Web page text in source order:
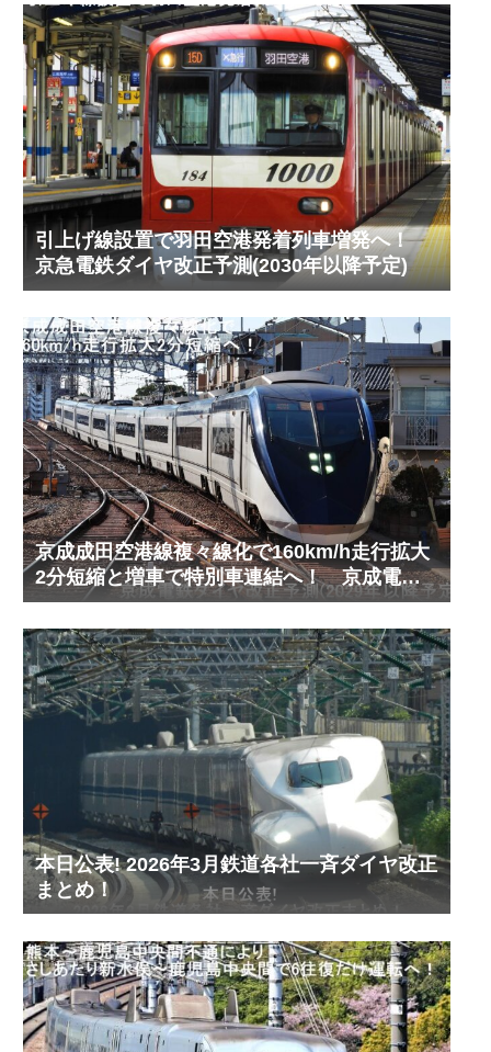
引上げ線設置で羽田空港発着列車増発へ！
京急電鉄ダイヤ改正予測(2030年以降予定)
京成成田空港線複々線化で160km/h走行拡大
2分短縮と増車で特別車連結へ！ 京成電鉄
ダイヤ改正予測(2029年以降予定)
本日公表! 2026年3月鉄道各社一斉ダイヤ改正
まとめ！